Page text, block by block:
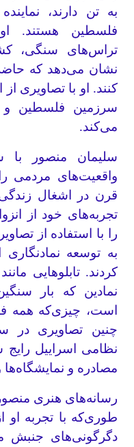
به تن دارند،
فلسطین هستند.
تراس‌های سنگی،
نشان می‌دهد که
کنند. او با تصاویری
سرزمین فلسطین و
می‌کند.
سلیمان منصور با
واقعیت‌های مردمی
تجربه‌های خود از
را با استفاده از
به توسعه
کردند. تابلوهایی
نمادین که بار
است، چیزی‌که همه
چنین تصاویری در
نظامی اسراییل رایج
مصادره و
رسانه‌های هنری
طوری‌که با تجربه او
دگرگونی‌های جنبش